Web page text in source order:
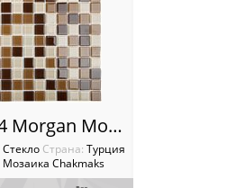
23×23×4 Morgan Мозаика Chakmaks
Стекло Cтрана: Турция
Мозаика Chakmaks